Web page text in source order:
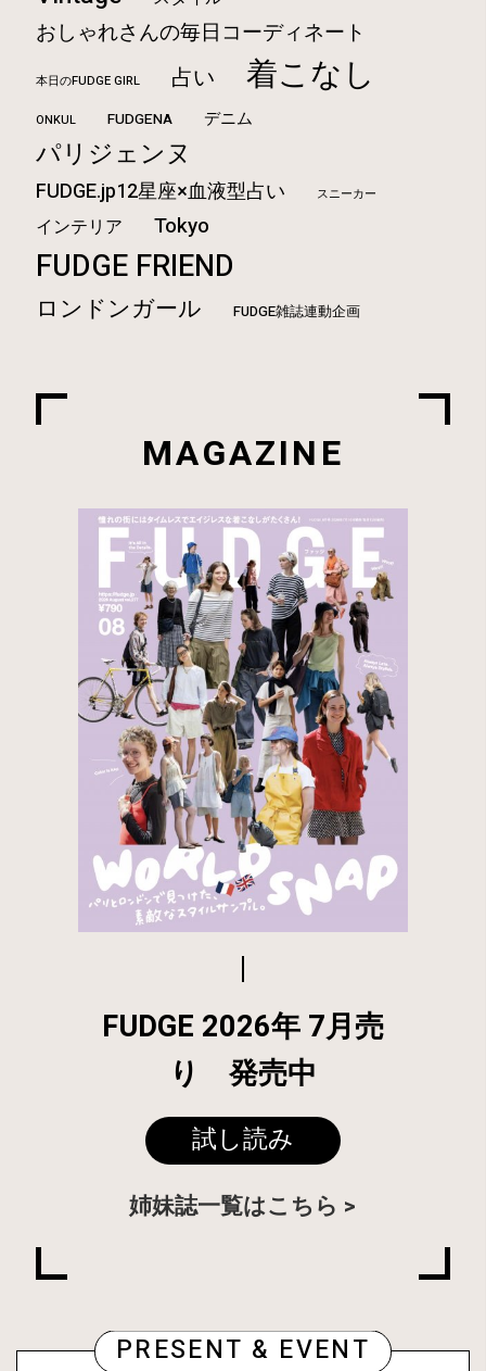
おしゃれさんの毎日コーディネート
本日のFUDGE GIRL 占い 着こなし
ONKUL FUDGENA デニム
パリジェンヌ
FUDGE.jp12星座×血液型占い スニーカー
インテリア Tokyo
FUDGE FRIEND
ロンドンガール FUDGE雑誌連動企画
MAGAZINE
FUDGE 2026年 7月売
り 発売中
試し読み
姉妹誌一覧はこちら
PRESENT & EVENT